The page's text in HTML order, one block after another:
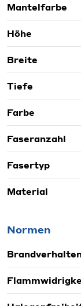
Mantelfarbe
Höhe
Breite
Tiefe
Farbe
Faseranzahl
Fasertyp
Material
Normen